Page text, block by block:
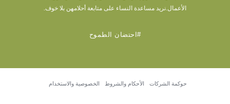
الأعمال. نريد مساعدة النساء على متابعة أحلامهن بلا خوف.
#احتضان الطموح
حوكمة الشركات الأحكام والشروط الخصوصية والاستخدام